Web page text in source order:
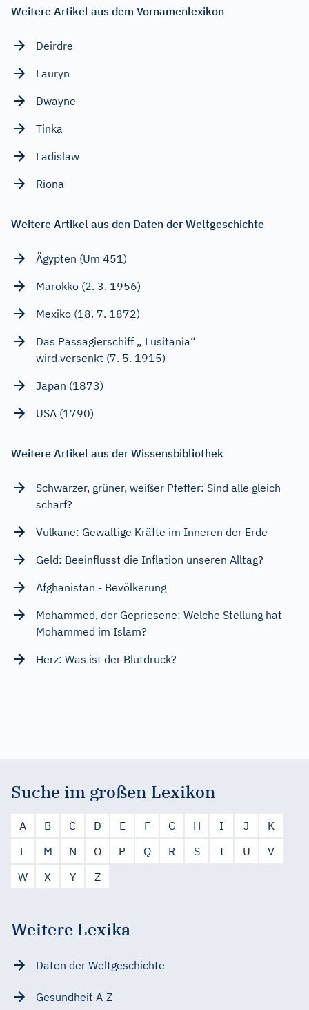
Weitere Artikel aus dem Vornamenlexikon
Deirdre
Lauryn
Dwayne
Tinka
Ladislaw
Riona
Weitere Artikel aus den Daten der Weltgeschichte
Ägypten (Um 451)
Marokko (2. 3. 1956)
Mexiko (18. 7. 1872)
Das Passagierschiff „ Lusitania“
wird versenkt (7. 5. 1915)
Japan (1873)
USA (1790)
Weitere Artikel aus der Wissensbibliothek
Schwarzer, grüner, weißer Pfeffer: Sind alle gleich
scharf?
Vulkane: Gewaltige Kräfte im Inneren der Erde
Geld: Beeinflusst die Inflation unseren Alltag?
Afghanistan - Bevölkerung
Mohammed, der Gepriesene: Welche Stellung hat
Mohammed im Islam?
Herz: Was ist der Blutdruck?
Suche im großen Lexikon
A B C D E F G H I J
K
L
M N O P Q R S T U
V
W
X Y Z
Weitere Lexika
Daten der Weltgeschichte
Gesundheit A-Z